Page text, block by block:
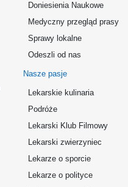
Doniesienia Naukowe
Medyczny przegląd prasy
Sprawy lokalne
Odeszli od nas
Nasze pasje
Lekarskie kulinaria
Podróże
Lekarski Klub Filmowy
Lekarski zwierzyniec
Lekarze o sporcie
Lekarze o polityce